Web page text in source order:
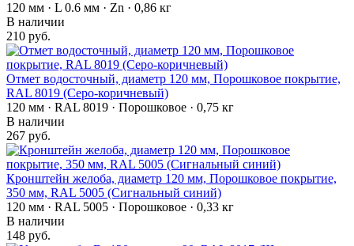
120 мм · L 0.6 мм · Zn · 0,86 кг
В наличии
210 руб.
Отмет водосточный, диаметр 120 мм, Порошковое покрытие,
RAL 8019 (Серо-коричневый)
120 мм · RAL 8019 · Порошковое · 0,75 кг
В наличии
267 руб.
Кронштейн желоба, диаметр 120 мм, Порошковое покрытие,
350 мм, RAL 5005 (Сигнальный синий)
120 мм · RAL 5005 · Порошковое · 0,33 кг
В наличии
148 руб.